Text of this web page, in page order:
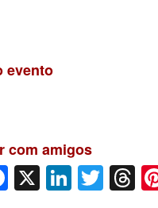
evento
com amigos
Facebook
X